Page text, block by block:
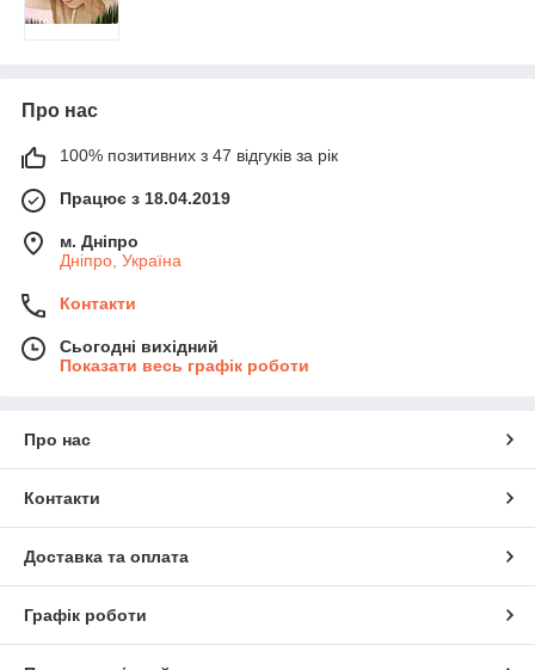
Про нас
100% позитивних з 47 відгуків за рік
Працює з 18.04.2019
м. Дніпро
Дніпро, Україна
Контакти
Сьогодні вихідний
Показати весь графік роботи
Про нас
Контакти
Доставка та оплата
Графік роботи